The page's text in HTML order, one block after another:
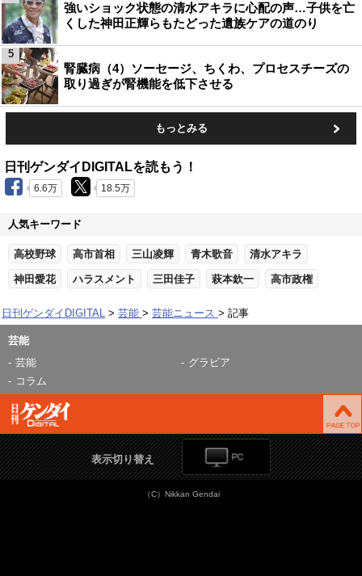
強いショック状態の清水アキラに心配の声…子供を亡
くした神田正輝らもたどった遺族ケアの道のり
腎臓病（4）ソーセージ、ちくわ、プロセスチーズの
取り過ぎが腎機能を低下させる
5
もっとみる
日刊ゲンダイDIGITALを読もう！
6.6万 18.5万
人気キーワード
高校野球 高市首相 三山凌輝 青木歌音 清水アキラ
神田愛花 ハラスメント 三田佳子 萩本欽一 高市政権
日刊ゲンダイDIGITAL 芸能 芸能ニュース 記事
芸能
芸能
グラビア
コラム
表示切り替え
（C）Nikkan Gendai